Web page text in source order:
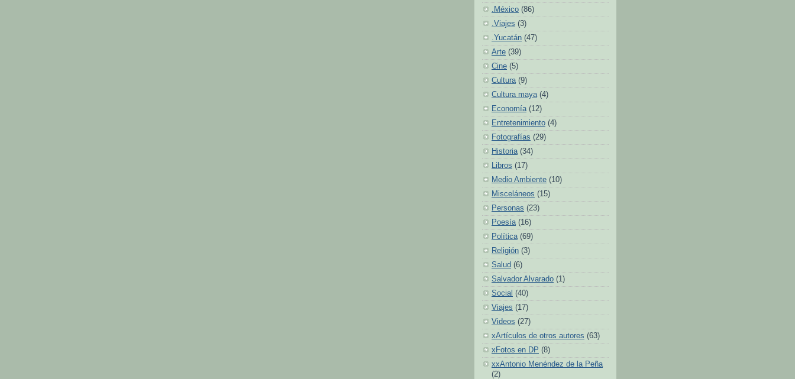
.México (86)
.Viajes (3)
.Yucatán (47)
Arte (39)
Cine (5)
Cultura (9)
Cultura maya (4)
Economía (12)
Entretenimiento (4)
Fotografías (29)
Historia (34)
Libros (17)
Medio Ambiente (10)
Misceláneos (15)
Personas (23)
Poesía (16)
Política (69)
Religión (3)
Salud (6)
Salvador Alvarado (1)
Social (40)
Viajes (17)
Videos (27)
xArtículos de otros autores (63)
xFotos en DP (8)
xxAntonio Menéndez de la Peña
(2)